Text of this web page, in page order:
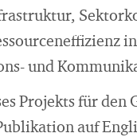
und
Projekts für den
auf